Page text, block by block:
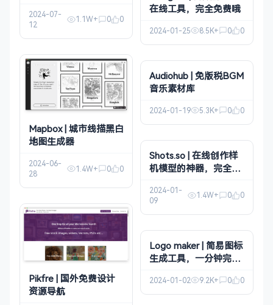
2024-07-
12
1.1W+ 0 0
Mapbox | 城市线描黑白
地图生成器
2024-06-
28
1.4W+ 0 0
Pikfre | 国外免费设计
资源导航
在线工具，完全免费哦
2024-01-25 8.5K+ 0 0
Audiohub | 免版税BGM
音乐素材库
2024-01-19 5.3K+ 0 0
Shots.so | 在线创作样
机模型的神器，完全免
2024-01-
09
1.4W+ 0 0
Logo maker | 简易图标
生成工具，一分钟完成
2024-01-02 9.2K+ 0 0